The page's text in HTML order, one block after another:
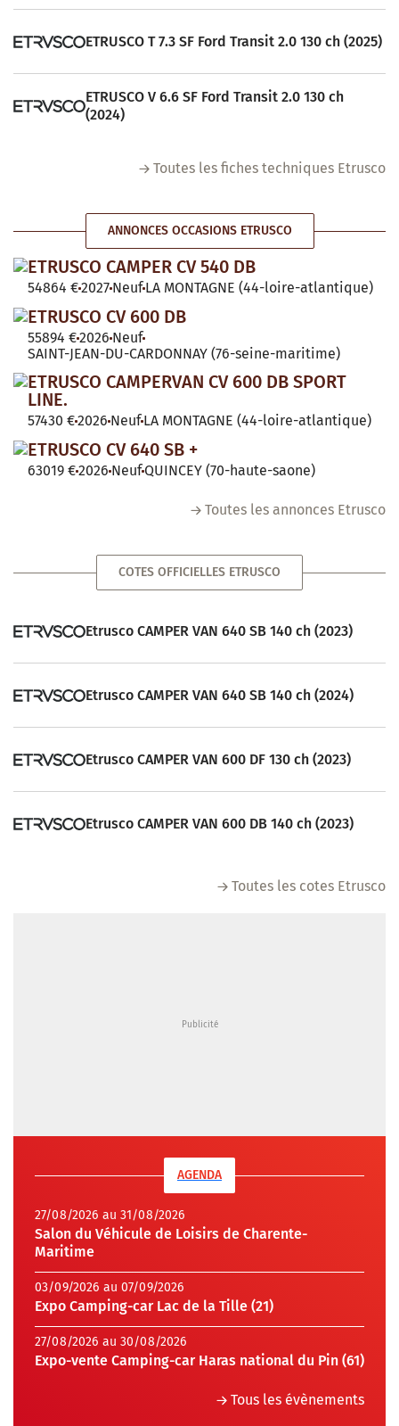
ETRUSCO T 7.3 SF Ford Transit 2.0 130 ch (2025)
ETRUSCO V 6.6 SF Ford Transit 2.0 130 ch
(2024)
Toutes les fiches techniques Etrusco
ANNONCES OCCASIONS ETRUSCO
ETRUSCO CAMPER CV 540 DB
54864 €2027 Neuf LA MONTAGNE (44-loire-atlantique)
ETRUSCO CV 600 DB
55894 €2026 Neuf
SAINT-JEAN-DU-CARDONNAY (76-seine-maritime)
ETRUSCO CAMPERVAN CV 600 DB SPORT
LINE.
57430 €2026 Neuf LA MONTAGNE (44-loire-atlantique)
ETRUSCO CV 640 SB +
63019 €2026 Neuf QUINCEY (70-haute-saone)
Toutes les annonces Etrusco
COTES OFFICIELLES ETRUSCO
Etrusco CAMPER VAN 640 SB 140 ch (2023)
Etrusco CAMPER VAN 640 SB 140 ch (2024)
Etrusco CAMPER VAN 600 DF 130 ch (2023)
Etrusco CAMPER VAN 600 DB 140 ch (2023)
Toutes les cotes Etrusco
AGENDA
27/08/2026 au 31/08/2026
Salon du Véhicule de Loisirs de Charente-
Maritime
03/09/2026 au 07/09/2026
Expo Camping-car Lac de la Tille (21)
27/08/2026 au 30/08/2026
Expo-vente Camping-car Haras national du Pin (61)
Tous les évènements